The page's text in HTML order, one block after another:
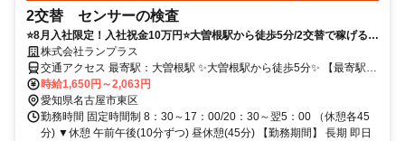
2交替 センサーの検査
⭐8月入社限定！入社祝金10万円⭐大曽根駅から徒歩5分/2交替で稼げる⏩
月収31.7円可/食堂あり！1食440円/ランプラススタッフ就業中
株式会社ランプラス
交通アクセス 最寄駅：大曽根駅 ✨大曽根駅から徒歩5分✨ 【最寄駅】
名古屋市営地下鉄名城線 大曽根駅 5分 名古屋市営地下鉄名城線 ナゴ
ヤドーム前矢田駅 5分
時給1,650円～2,063円
愛知県名古屋市東区
勤務時間 固定時間制 8：30～17：00/20：30～翌5：00 （休憩各45
分) ▼休憩 午前午後(10分ずつ) 昼休憩(45分) 【勤務期間】 長期 即日